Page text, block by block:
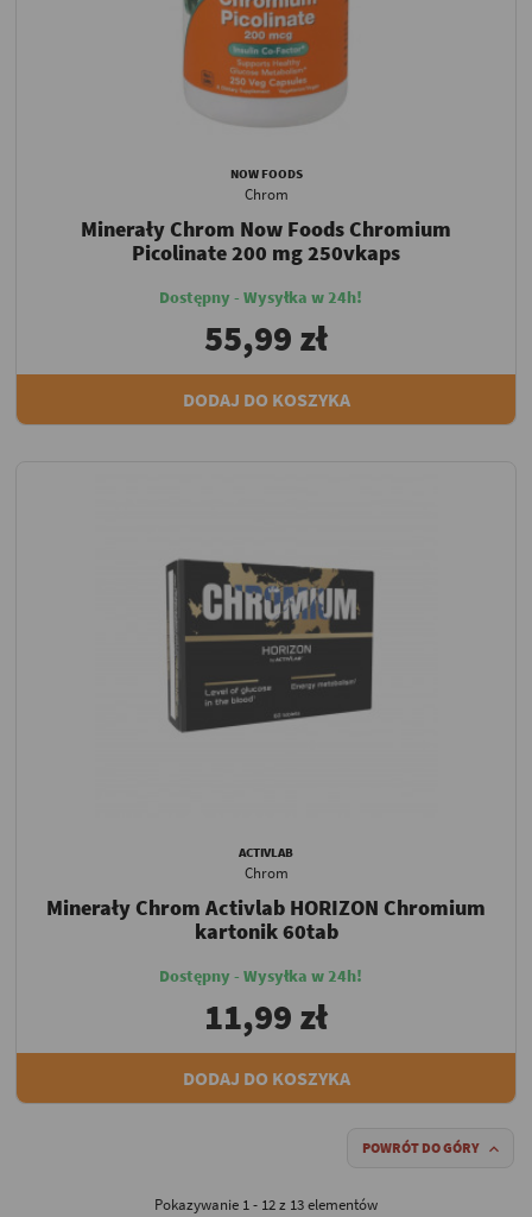
NOW FOODS
Chrom
Minerały Chrom Now Foods Chromium
Picolinate 200 mg 250vkaps
Dostępny - Wysyłka w 24h!
55,99 zł
DODAJ DO KOSZYKA
ACTIVLAB
Chrom
Minerały Chrom Activlab HORIZON Chromium
kartonik 60tab
Dostępny - Wysyłka w 24h!
11,99 zł
DODAJ DO KOSZYKA
POWRÓT DO GÓRY 
Pokazywanie 1 - 12 z 13 elementów